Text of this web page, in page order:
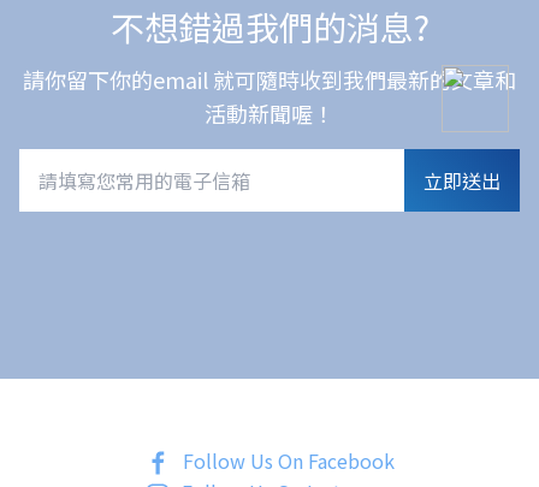
不想錯過我們的消息?
請你留下你的email 就可隨時收到我們最新的文章和
活動新聞喔！
立即送出
Follow Us On Facebook